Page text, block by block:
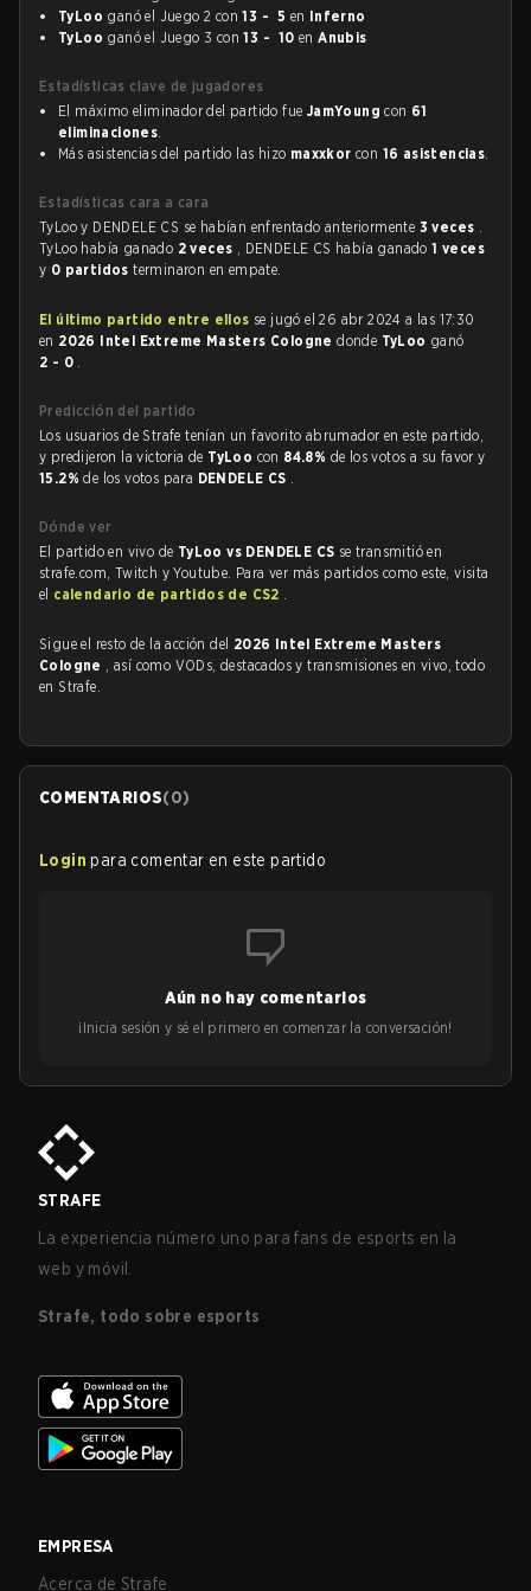
TyLoo ganó el Juego 2 con13 - 5 en Inferno
TyLoo ganó el Juego 3 con13 - 10 enAnubis
Estadísticas clave de jugadores
El máximo eliminador del partido fue JamYoung con 61
eliminaciones.
Más asistencias del partido las hizo maxxkor con 16 asistencias.
Estadísticas cara a cara
TyLoo y DENDELE CS se habían enfrentado anteriormente 3 veces .
TyLoo había ganado 2 veces , DENDELE CS había ganado1 veces
y 0 partidosterminaron en empate.
El último partido entre ellos se jugó el 26 abr 2024 a las 17:30
en 2026 Intel Extreme Masters Colognedonde TyLoo ganó
2 - 0 .
Predicción del partido
Los usuarios de Strafe tenían un favorito abrumador en este partido,
y predijeron la victoria de TyLoo con 84.8% de los votos a su favor y
15.2%de los votos para DENDELE CS .
Dónde ver
El partido en vivo de TyLoo vs DENDELE CS se transmitió en
strafe.com, Twitch y Youtube. Para ver más partidos como este, visita
el calendario de partidos de CS2 .
Sigue el resto de la acción del 2026 Intel Extreme Masters
Cologne , así como VODs, destacados y transmisiones en vivo, todo
en Strafe.
COMENTARIOS(0)
Login para comentar en este partido
Aún no hay comentarios
¡Inicia sesión y sé el primero en comenzar la conversación!
STRAFE
La experiencia número uno para fans de esports en la
web y móvil.
Strafe, todo sobre esports
EMPRESA
Acerca de Strafe